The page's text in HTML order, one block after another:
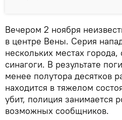
Вечером 2 ноября
в центре Вены. Серия
нескольких местах
синагоги. В результате
менее полутора десятков
находится в тяжелом
убит, полиция занимается
возможных сообщников.